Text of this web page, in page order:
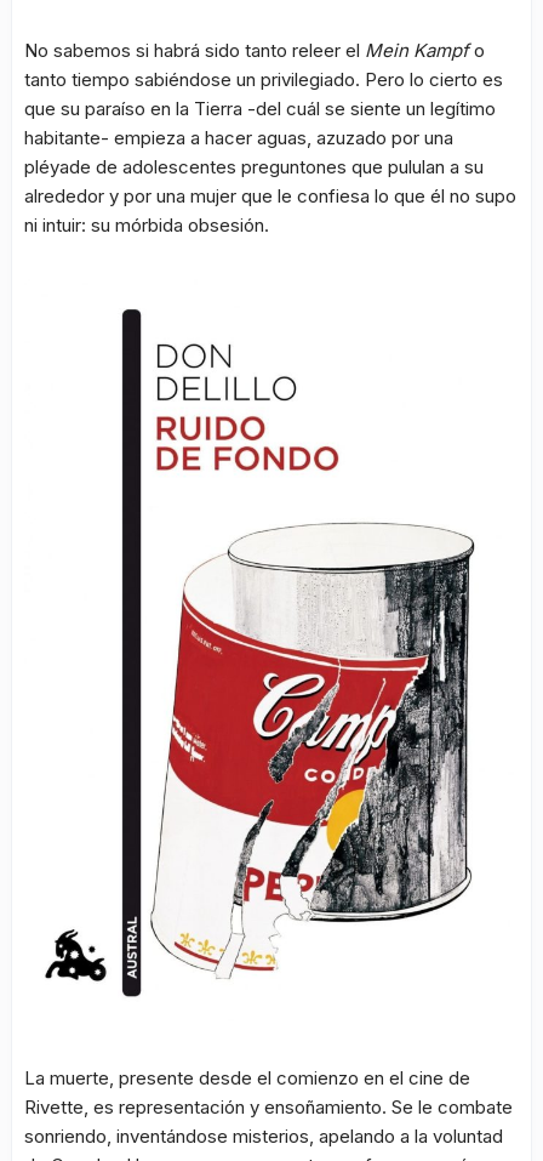
No sabemos si habrá sido tanto releer el Mein Kampfo
tanto tiempo sabiéndose un privilegiado. Pero lo cierto es
que su paraíso en la Tierra -del cuál se siente un legítimo
habitante- empieza a hacer aguas, azuzado por una
pléyade de adolescentes preguntones que pululan a su
alrededor y por una mujer que le confiesa lo que él no supo
ni intuir: su mórbida obsesión.
La muerte, presente desde el comienzo en el cine de
Rivette, es representación y ensoñamiento. Se le combate
sonriendo, inventándose misterios, apelando a la voluntad